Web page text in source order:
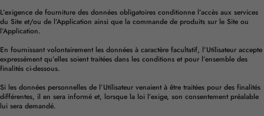
L’exigence de fourniture des données obligatoires conditionne l’accès aux services
du Site et/ou de l’Application ainsi que la commande de produits sur le Site ou
l’Application.
En fournissant volontairement les données à caractère facultatif, l’Utilisateur accepte
expressément qu’elles soient traitées dans les conditions et pour l’ensemble des
finalités ci-dessous.
Si les données personnelles de l’Utilisateur venaient à être traitées pour des finalités
différentes, il en sera informé et, lorsque la loi l’exige, son consentement préalable
lui sera demandé.